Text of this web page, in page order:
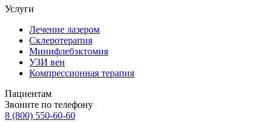
Услуги
Лечение лазером
Склеротерапия
Минифлебэктомия
УЗИ вен
Компрессионная терапия
Пациентам
Звоните по телефону
8 (800) 550-60-60